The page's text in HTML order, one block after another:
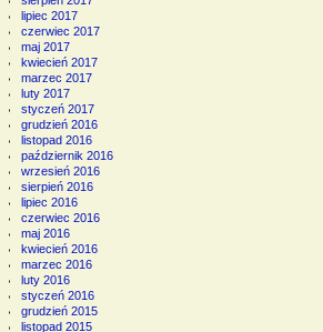
lipiec 2017
czerwiec 2017
maj 2017
kwiecień 2017
marzec 2017
luty 2017
styczeń 2017
grudzień 2016
listopad 2016
październik 2016
wrzesień 2016
sierpień 2016
lipiec 2016
czerwiec 2016
maj 2016
kwiecień 2016
marzec 2016
luty 2016
styczeń 2016
grudzień 2015
listopad 2015